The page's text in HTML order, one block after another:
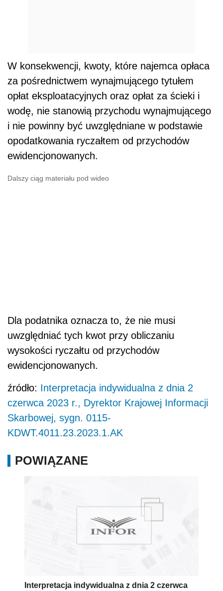
W konsekwencji, kwoty, które najemca opłaca
za pośrednictwem wynajmującego tytułem
opłat eksploatacyjnych oraz opłat za ścieki i
wodę, nie stanowią przychodu wynajmującego
i nie powinny być uwzględniane w podstawie
opodatkowania ryczałtem od przychodów
ewidencjonowanych.
Dalszy ciąg materiału pod wideo
Dla podatnika oznacza to, że nie musi
uwzględniać tych kwot przy obliczaniu
wysokości ryczałtu od przychodów
ewidencjonowanych.
źródło: Interpretacja indywidualna z dnia 2
czerwca 2023 r., Dyrektor Krajowej Informacji
Skarbowej, sygn. 0115-
KDWT.4011.23.2023.1.AK
POWIĄZANE
Interpretacja indywidualna z dnia 2 czerwca